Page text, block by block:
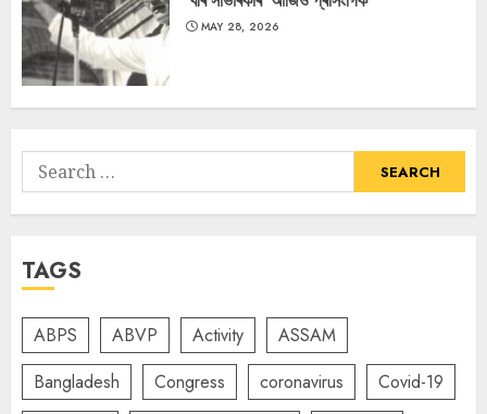
MAY 28, 2026
Search
for:
TAGS
ABPS ABVP Activity
ASSAM
Bangladesh
Congress coronavirus
Covid-19